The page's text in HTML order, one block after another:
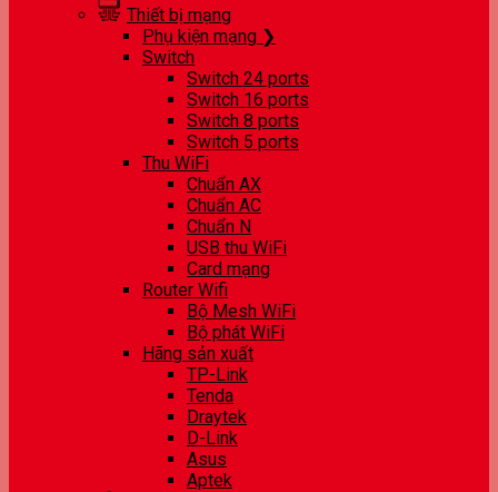
Thiết bị mạng
Phụ kiện mạng ❯
Switch
Switch 24 ports
Switch 16 ports
Switch 8 ports
Switch 5 ports
Thu WiFi
Chuẩn AX
Chuẩn AC
Chuẩn N
USB thu WiFi
Card mạng
Router Wifi
Bộ Mesh WiFi
Bộ phát WiFi
Hãng sản xuất
TP-Link
Tenda
Draytek
D-Link
Asus
Aptek